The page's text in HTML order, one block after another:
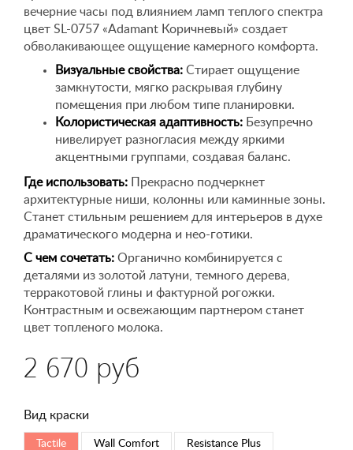
вечерние часы под влиянием ламп теплого спектра
цвет SL-0757 «Adamant Коричневый» создает
обволакивающее ощущение камерного комфорта.
Визуальные свойства: Стирает ощущение
замкнутости, мягко раскрывая глубину
помещения при любом типе планировки.
Колористическая адаптивность: Безупречно
нивелирует разногласия между яркими
акцентными группами, создавая баланс.
Где использовать: Прекрасно подчеркнет
архитектурные ниши, колонны или каминные зоны.
Станет стильным решением для интерьеров в духе
драматического модерна и нео-готики.
С чем сочетать: Органично комбинируется с
деталями из золотой латуни, темного дерева,
терракотовой глины и фактурной рогожки.
Контрастным и освежающим партнером станет
цвет топленого молока.
2 670 руб
Вид краски
Tactile Wall Comfort Resistance Plus